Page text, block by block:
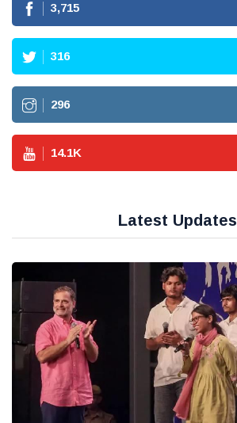
3,715
316
296
14.1K
Latest Updates